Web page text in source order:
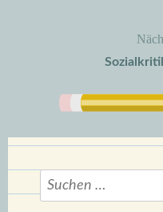
Suchen
nach: